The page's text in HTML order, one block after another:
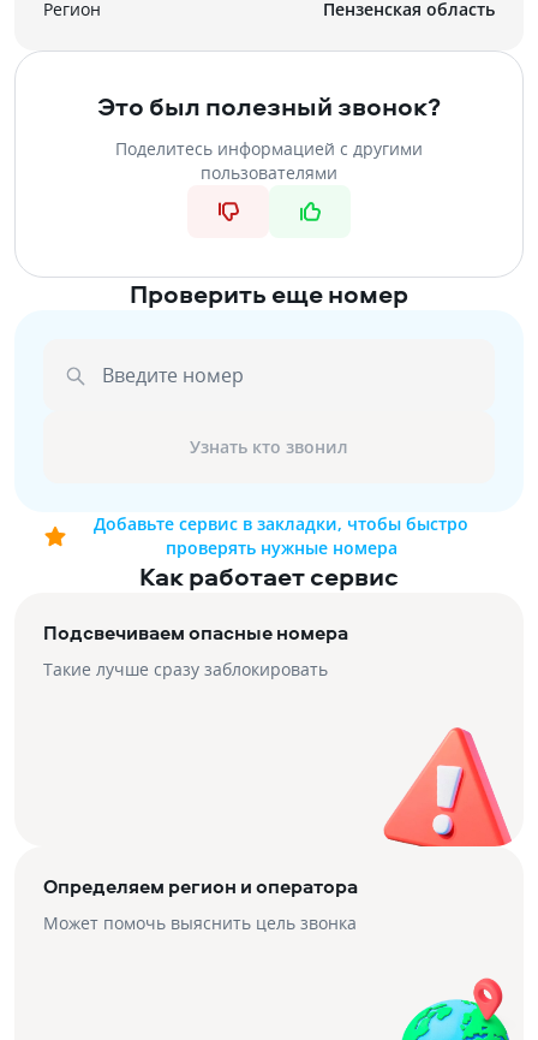
Регион Пензенская область
Это был полезный звонок?
Поделитесь информацией с другими
пользователями
Проверить еще номер
Введите номер
Узнать кто звонил
Добавьте сервис в закладки, чтобы быстро
проверять нужные номера
Как работает сервис
Подсвечиваем опасные номера
Такие лучше сразу заблокировать
Определяем регион и оператора
Может помочь выяснить цель звонка